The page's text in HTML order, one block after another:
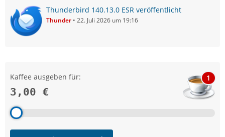
Thunderbird 140.13.0 ESR veröffentlicht
Thunder 22. Juli 2026 um 19:16
Kaffee ausgeben für:
3,00 €
1